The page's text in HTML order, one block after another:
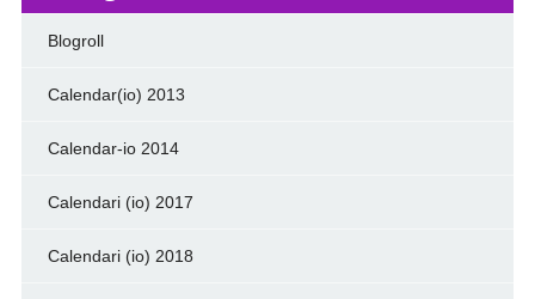
Blogroll
Calendar(io) 2013
Calendar-io 2014
Calendari (io) 2017
Calendari (io) 2018